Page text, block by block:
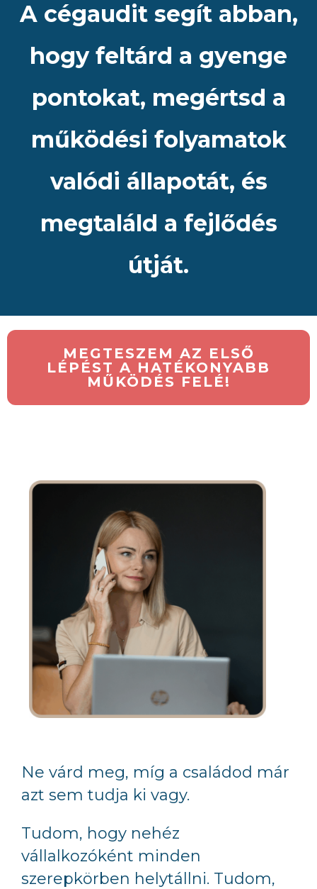
A cégaudit segít abban,
hogy feltárd a gyenge
pontokat, megértsd a
működési folyamatok
valódi állapotát, és
megtaláld a fejlődés
útját.
MEGTESZEM AZ ELSŐ
LÉPÉST A HATÉKONYABB
MŰKÖDÉS FELÉ!
Ne várd meg, míg a családod már
azt sem tudja ki vagy.
Tudom, hogy nehéz
vállalkozóként minden
szerepkörben helytállni. Tudom,